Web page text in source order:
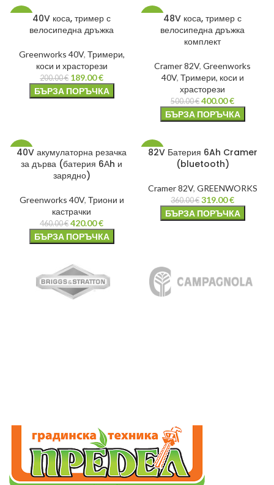
40V коса, тример с
велосипедна дръжка
Greenworks 40V, Тримери,
коси и храсторези
200.00€ 189.00€
БЪРЗА ПОРЪЧКА
48V коса, тример с
велосипедна дръжка
комплект
Cramer 82V, Greenworks
40V, Тримери, коси и
храсторези
500.00€ 400.00€
БЪРЗА ПОРЪЧКА
-9%
40V акумулаторна резачка
за дърва (батерия 6Аh и
зарядно)
Greenworks 40V, Триони и
кастрачки
460.00€ 420.00€
БЪРЗА ПОРЪЧКА
-11%
82V Батерия 6Ah Cramer
(bluetooth)
Cramer 82V, GREENWORKS
360.00€ 319.00€
БЪРЗА ПОРЪЧКА